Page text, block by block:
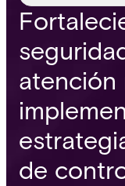
atención
de